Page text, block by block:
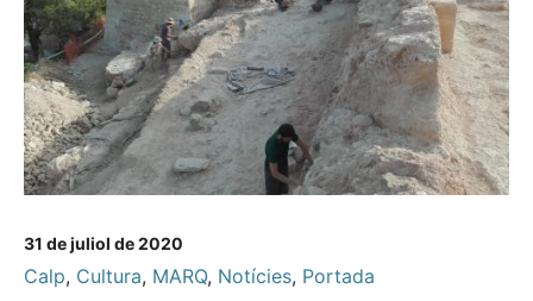
31 de juliol de 2020
Calp, Cultura, MARQ, Notícies, Portada